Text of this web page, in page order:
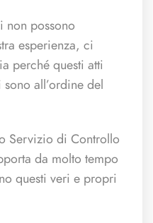
non possono
esperienza, ci
perché questi atti
all’ordine del
Servizio di Controllo
da molto tempo
questi veri e propri